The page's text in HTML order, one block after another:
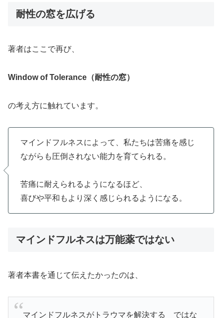
耐性の窓を広げる
著者はここで再び、
Window of Tolerance（耐性の窓）
の考え方に触れています。
マインドフルネスによって、私たちは苦痛を感じ
ながらも圧倒されない能力を育てられる。
苦痛に耐えられるようになるほど、
喜びや平和もより深く感じられるようになる。
マインドフルネスは万能薬ではない
著者本書を通じて伝えたかったのは、
マインドフルネスがトラウマを解決する ではな